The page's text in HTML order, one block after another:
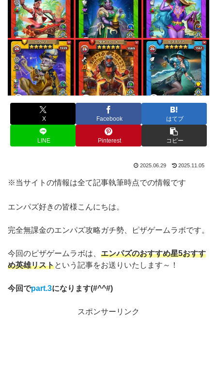
X Facebook はてブ
LINE Pinterest コピー
2025.06.29 2025.11.05
※当サイトの情報は全て記事執筆時点での情報です
エンパズ好きの皆様こんにちは。
完全無課金のエンパズ攻略ガチ勢、ピザゲームラボです。
今回のピザゲームラボは、 エンパズのおすすめ星5おすす
め英雄リストという記事をお送りいたします～！
今回でpart.3になります(#^^#)
スポンサーリンク